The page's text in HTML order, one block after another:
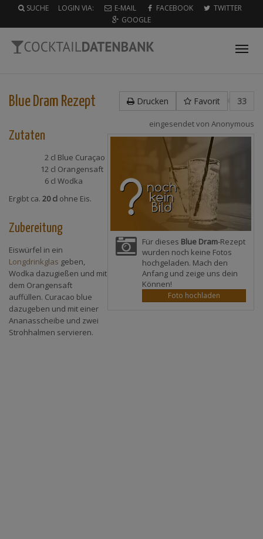
SUCHE LOGIN VIA: E-MAIL FACEBOOK
TWITTER
GOOGLE
Drucken Favorit 33
Blue Dram Rezept
eingesendet von Anonymous
Für dieses Blue Dram-Rezept
wurden noch keine Fotos
hochgeladen. Mach den
Anfang und zeige uns dein
Können!
Foto hochladen
Zutaten
2 cl Blue Curaçao
12 cl Orangensaft
6 cl Wodka
Ergibt ca. 20 cl ohne Eis.
Zubereitung
Eiswürfel in ein
Longdrinkglas geben,
Wodka dazugießen und mit
dem Orangensaft
auffüllen. Curacao blue
dazugeben und mit einer
Ananasscheibe und zwei
Strohhalmen servieren.